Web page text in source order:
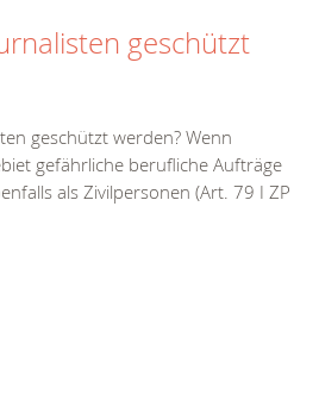
geschützt
geschützt werden? Wenn
gefährliche berufliche Aufträge
als Zivilpersonen (Art. 79 I ZP